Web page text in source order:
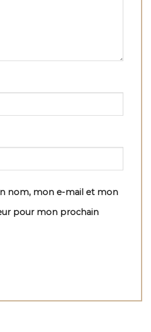
nom, mon e-mail et mon
pour mon prochain